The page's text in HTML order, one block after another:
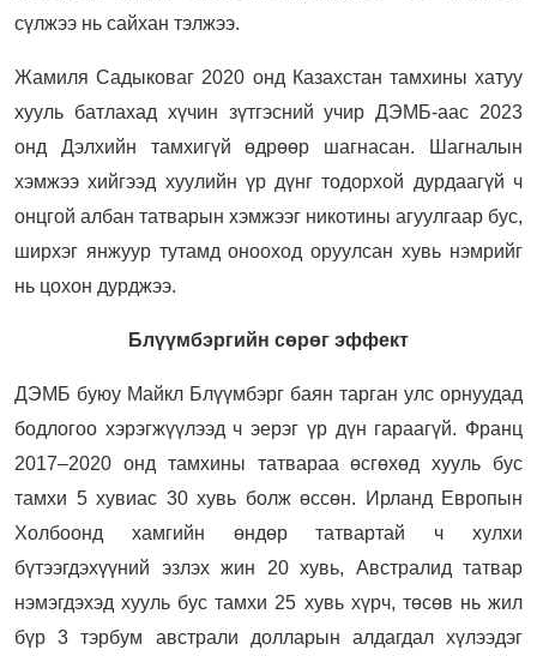
сүлжээ нь сайхан тэлжээ.
Жамиля Садыковаг 2020 онд Казахстан тамхины хатуу
хууль батлахад хүчин зүтгэсний учир ДЭМБ-аас 2023
онд Дэлхийн тамхигүй өдрөөр шагнасан. Шагналын
хэмжээ хийгээд хуулийн үр дүнг тодорхой дурдаагүй ч
онцгой албан татварын хэмжээг никотины агуулгаар бус,
ширхэг янжуур тутамд онооход оруулсан хувь нэмрийг
нь цохон дурджээ.
Блүүмбэргийн сөрөг эффект
ДЭМБ буюу Майкл Блүүмбэрг баян тарган улс орнуудад
бодлогоо хэрэгжүүлээд ч эерэг үр дүн гараагүй. Франц
2017–2020 онд тамхины татвараа өсгөхөд хууль бус
тамхи 5 хувиас 30 хувь болж өссөн. Ирланд Европын
Холбоонд хамгийн өндөр татвартай ч хулхи
бүтээгдэхүүний эзлэх жин 20 хувь, Австралид татвар
нэмэгдэхэд хууль бус тамхи 25 хувь хүрч, төсөв нь жил
бүр 3 тэрбум австрали долларын алдагдал хүлээдэг